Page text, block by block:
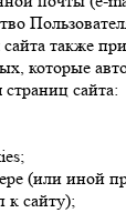
также
которые
сайта:
(или иной
к сайту);